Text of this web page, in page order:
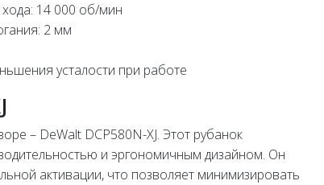
14 000 об/мин
2 мм
усталости при работе
– DeWalt DCP580N-XJ. Этот рубанок
и эргономичным дизайном. Он
активации, что позволяет минимизировать